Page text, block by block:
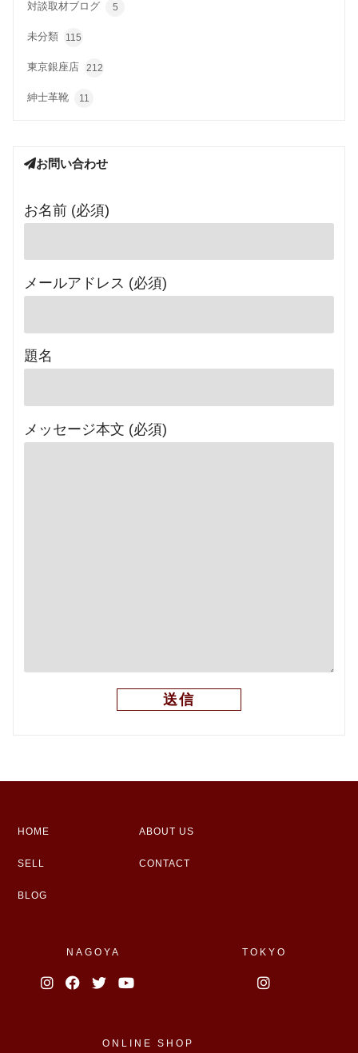
対談取材ブログ 5
未分類 115
東京銀座店 212
紳士革靴 11
お問い合わせ
お名前 (必須)
メールアドレス (必須)
題名
メッセージ本文 (必須)
HOME ABOUT US
SELL CONTACT
BLOG
NAGOYA TOKYO
ONLINE SHOP